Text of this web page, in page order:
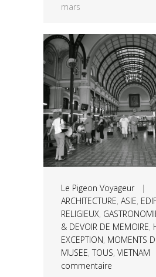
mars
Le Pigeon Voyageur|
ARCHITECTURE, ASIE,
RELIGIEUX,
& DEVOIR DE MEMOIRE,
EXCEPTION, MOMENTS
MUSEE,TOUS, VIETNAM
commentaire